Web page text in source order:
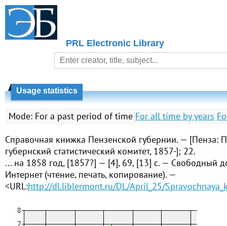
PRL Electronic Library
Usage statistics
Mode: For a past period of time For all time by years
Справочная книжка Пензенской губернии. — [Пенза:
губернский статистический комитет, 1857-]; 22.
... на 1858 год, [1857?] — [4], 69, [13] с. — Свободный
Интернет (чтение, печать, копирование). —
<URL:http://dl.liblermont.ru/DL/April_25/